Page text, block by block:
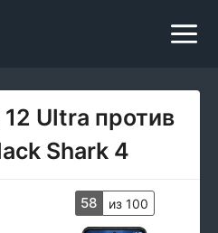
Ultra против
Shark 4
58 из 100